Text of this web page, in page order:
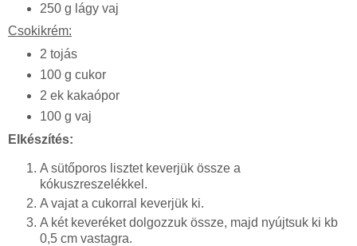
250 g lágy vaj
Csokikrém:
2 tojás
100 g cukor
2 ek kakaópor
100 g vaj
Elkészítés:
A sütőporos lisztet keverjük össze a
kókuszreszelékkel.
A vajat a cukorral keverjük ki.
A két keveréket dolgozzuk össze, majd nyújtsuk ki kb
0,5 cm vastagra.